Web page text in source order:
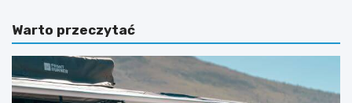
ę
p
r
z
y
b
a
n
k
–
Warto przeczytać